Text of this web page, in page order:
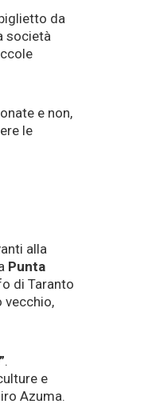
da
società
e non,
le
alla
Punta
di Taranto
vecchio,
.
e
Azuma.